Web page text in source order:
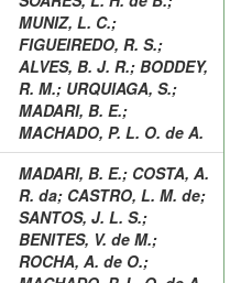
MUNIZ, L. C.;
FIGUEIREDO, R. S.;
ALVES, B. J. R.; BODDEY,
R. M.; URQUIAGA, S.;
MADARI, B. E.;
MACHADO, P. L. O. de A.
MADARI, B. E.; COSTA, A.
R. da; CASTRO, L. M. de;
SANTOS, J. L. S.;
BENITES, V. de M.;
ROCHA, A. de O.;